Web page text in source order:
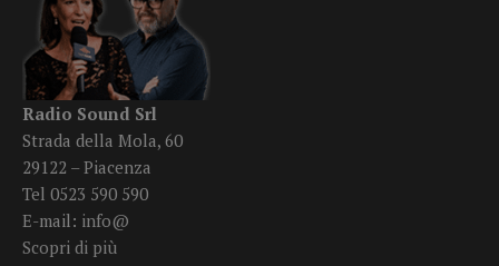
Radio Sound Srl
Strada della Mola, 60
29122 – Piacenza
Tel 0523 590 590
E-mail: info@
Scopri di più